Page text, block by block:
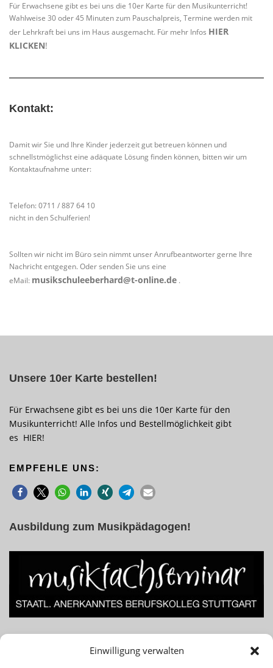
Einwilligung verwalten
Für Erwachsene gibt es bei uns die 10er Karte für den Musikunterricht!
Wahlweise 30 oder 45 Minuten zum Pauschalpreis, Termine werden mit
der Lehrkraft bei uns im Haus ausgemacht. Für mehr Infos HIER
KLICKEN!
Kontakt:
Damit wir Sie und Ihre Kinder jederzeit gut betreuen können und
schnellstmöglichst eine adäquate Lösung finden können, bitten wir um
Kontaktaufnahme unter:
Telefon: 0711 / 887 64 10
nicht in den Schulferien!
Sollten wir nicht im Büro sein nimmt unser Anrufbeantworter gerne Ihre
Nachricht entgegen. Oder senden Sie uns eine
eMail: musikschuleeberhard@t-online.de .
Unsere 10er Karte bestellen!
Für Erwachsene gibt es bei uns die 10er Karte für den
Musikunterricht! Alle Infos und Bestellmöglichkeit gibt
es HIER!
EMPFEHLE UNS:
Ausbildung zum Musikpädagogen!
Lust am Beruf des Musiklehrers bzw. Musikpädagogen? Für
Infos einfach das Banner klicken!